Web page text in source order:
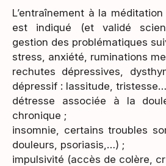
L’entraînement à la
est indiqué (et validé
gestion des problématiques
stress, anxiété, ruminations
rechutes dépressives,
dépressif : lassitude,
détresse associée à la
chronique ;
insomnie, certains troubles
douleurs, psoriasis,…) ;
impulsivité (accès de colère,